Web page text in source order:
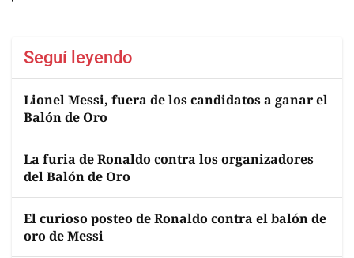
Seguí leyendo
Lionel Messi, fuera de los candidatos a ganar el
Balón de Oro
La furia de Ronaldo contra los organizadores
del Balón de Oro
El curioso posteo de Ronaldo contra el balón de
oro de Messi